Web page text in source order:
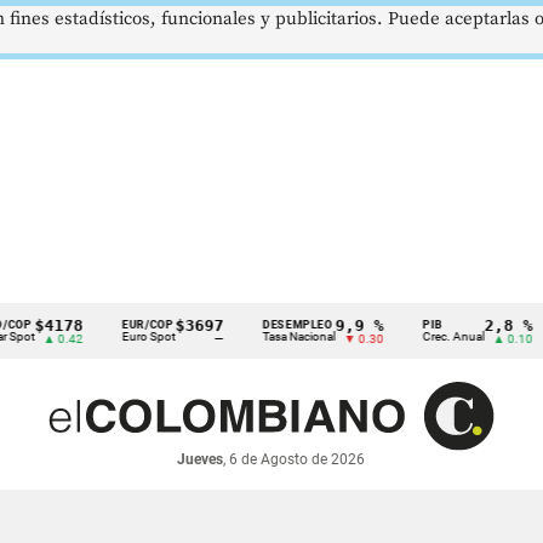
0.42
EUR/COP
Euro Spot
$3697
—
DESEMPLEO
Tasa Nacional
9,9 %
▼ 0.30
PIB
Crec. Anual
2,8 %
▲ 0.10
Jueves, 6 de Agosto de 2026
estadísticos, funcionales y publicitarios. Puede aceptarlas